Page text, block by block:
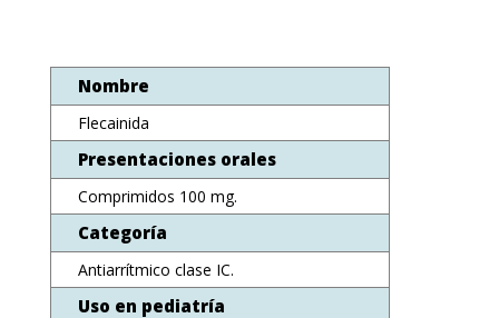
Nombre
Flecainida
Presentaciones orales
Comprimidos 100 mg.
Categoría
Antiarrítmico clase IC.
Uso en pediatría